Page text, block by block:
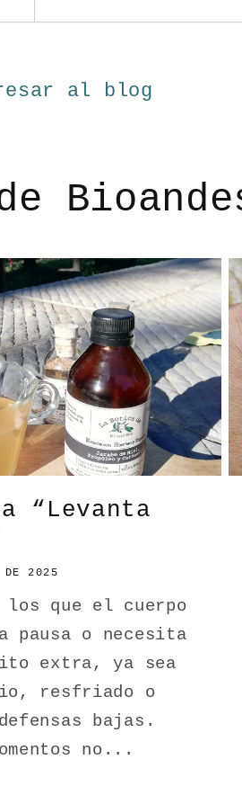
al blog
“Levanta
DE 2025
los que el cuerpo
pausa o necesita
extra, ya sea
resfriado o
bajas.
no...